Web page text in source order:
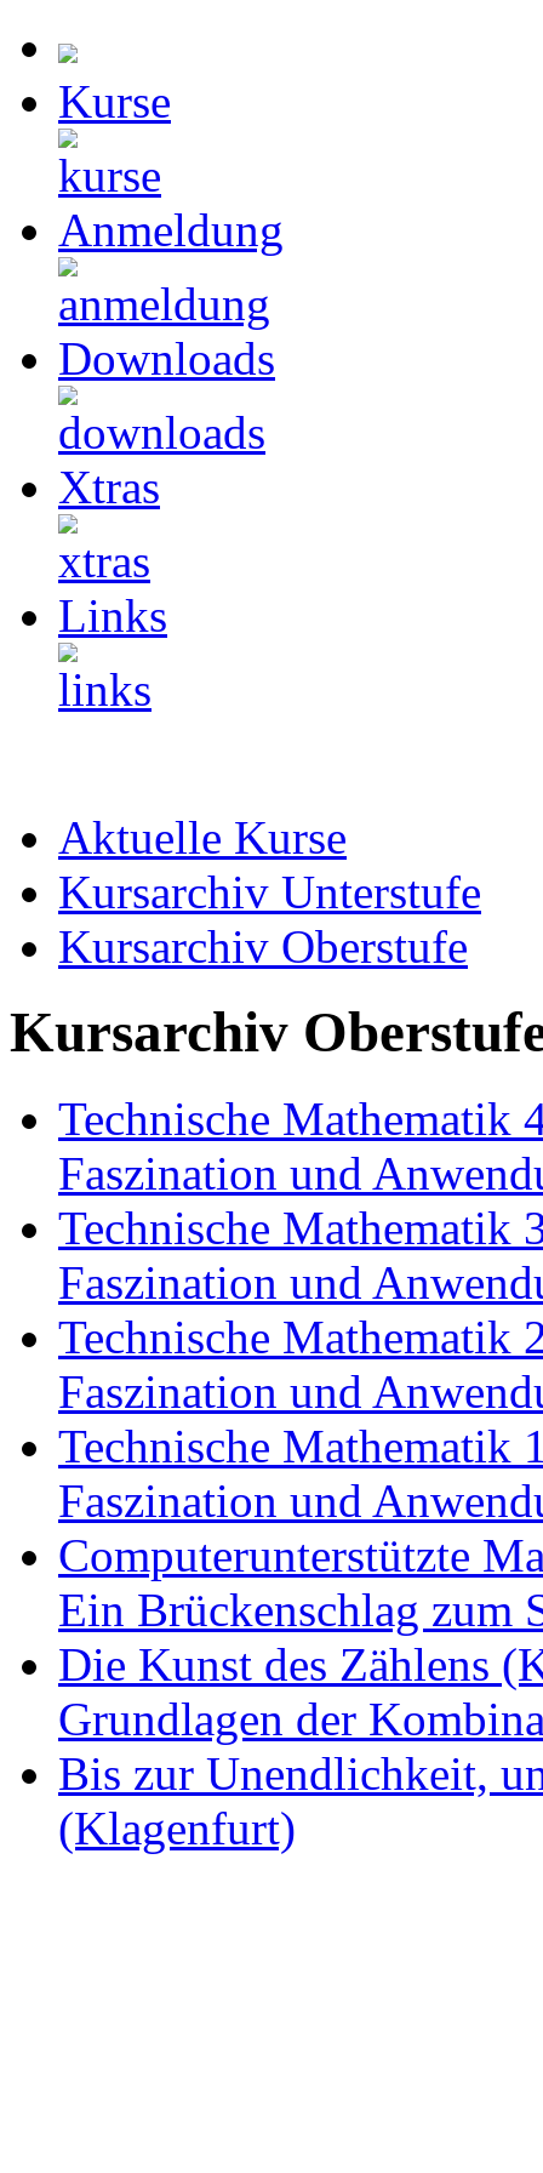
Kurse
Anmeldung
Downloads
Xtras
Links
Aktuelle Kurse
Kursarchiv Unterstufe
Kursarchiv Oberstufe
Kursarchiv
Technische Mathematik
Faszination und
Technische Mathematik
Faszination und
Technische Mathematik
Faszination und
Technische Mathematik
Faszination und
Computerunterstützte
Ein Brückenschlag zum
Die Kunst des Zählens
Grundlagen der
Bis zur Unendlichkeit,
(Klagenfurt)